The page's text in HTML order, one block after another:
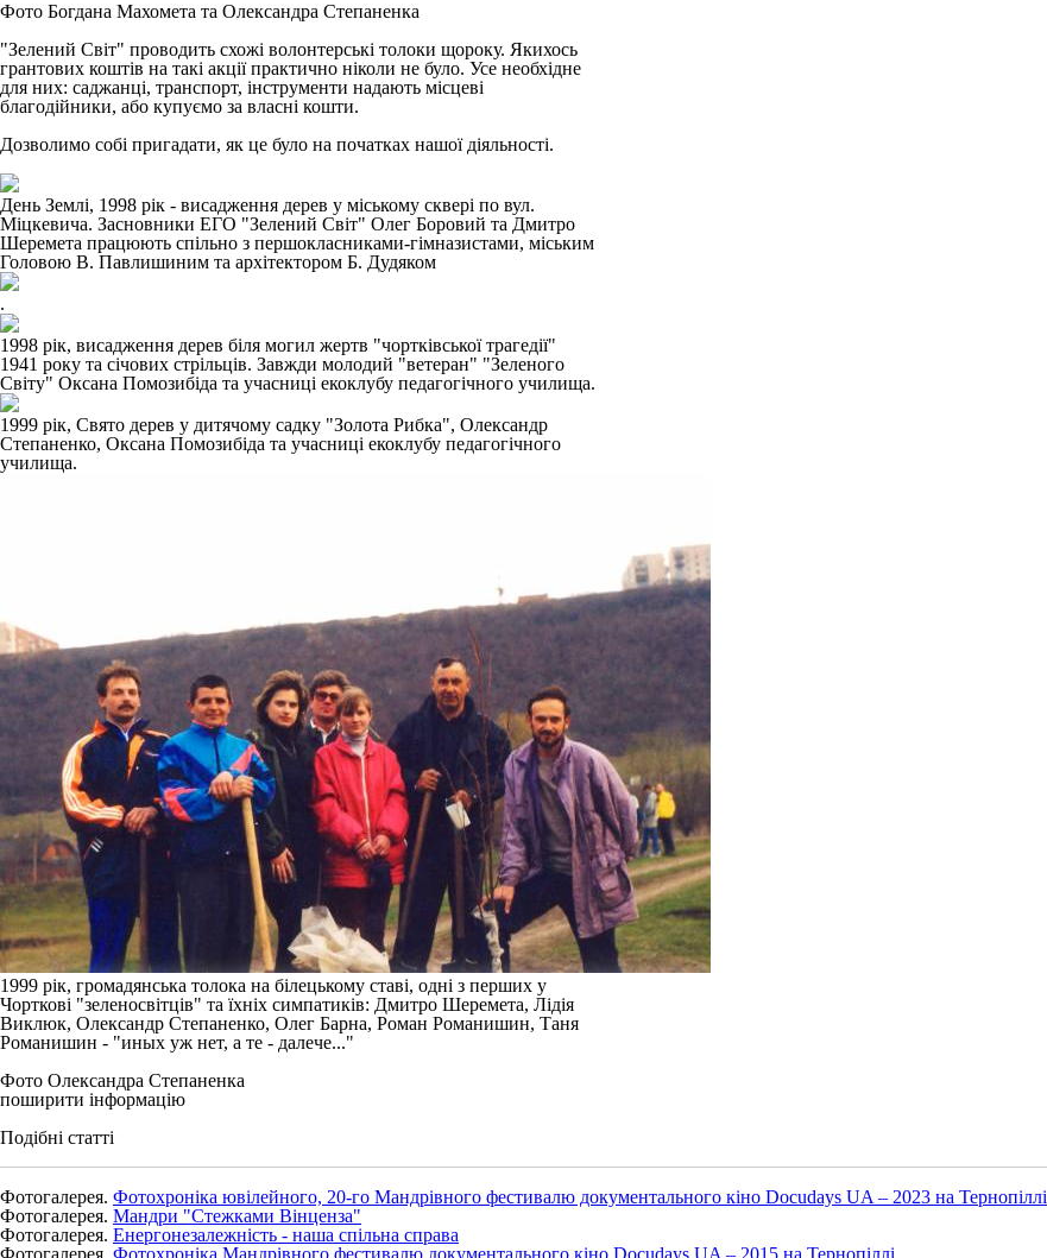
Фото Богдана Махомета та Олександра Степаненка
"Зелений Світ" проводить схожі волонтерські толоки щороку. Якихось
грантових коштів на такі акції практично ніколи не було. Усе необхідне
для них: саджанці, транспорт, інструменти надають місцеві
благодійники, або купуємо за власні кошти.
Дозволимо собі пригадати, як це було на початках нашої діяльності.
День Землі, 1998 рік - висадження дерев у міському сквері по вул.
Міцкевича. Засновники ЕГО "Зелений Світ" Олег Боровий та Дмитро
Шеремета працюють спільно з першокласниками-гімназистами, міським
Головою В. Павлишиним та архітектором Б. Дудяком
.
1998 рік, висадження дерев біля могил жертв "чортківської трагедії"
1941 року та січових стрільців. Завжди молодий "ветеран" "Зеленого
Світу" Оксана Помозибіда та учасниці екоклубу педагогічного училища.
1999 рік, Свято дерев у дитячому садку "Золота Рибка", Олександр
Степаненко, Оксана Помозибіда та учасниці екоклубу педагогічного
училища.
1999 рік, громадянська толока на білецькому ставі, одні з перших у
Чорткові "зеленосвітців" та їхніх симпатиків: Дмитро Шеремета, Лідія
Виклюк, Олександр Степаненко, Олег Барна, Роман Романишин, Таня
Романишин - "иных уж нет, а те - далече..."
Фото Олександра Степаненка
поширити інформацію
Подібні статті
Фотогалерея. Фотохроніка ювілейного, 20-го Мандрівного фестивалю документального кіно Docudays UA – 2023 на Тернопіллі
Фотогалерея. Мандри "Стежками Вінценза"
Фотогалерея. Енергонезалежність - наша спільна справа
Фотогалерея. Фотохроніка Мандрівного фестивалю документального кіно Docudays UA – 2015 на Тернопіллі